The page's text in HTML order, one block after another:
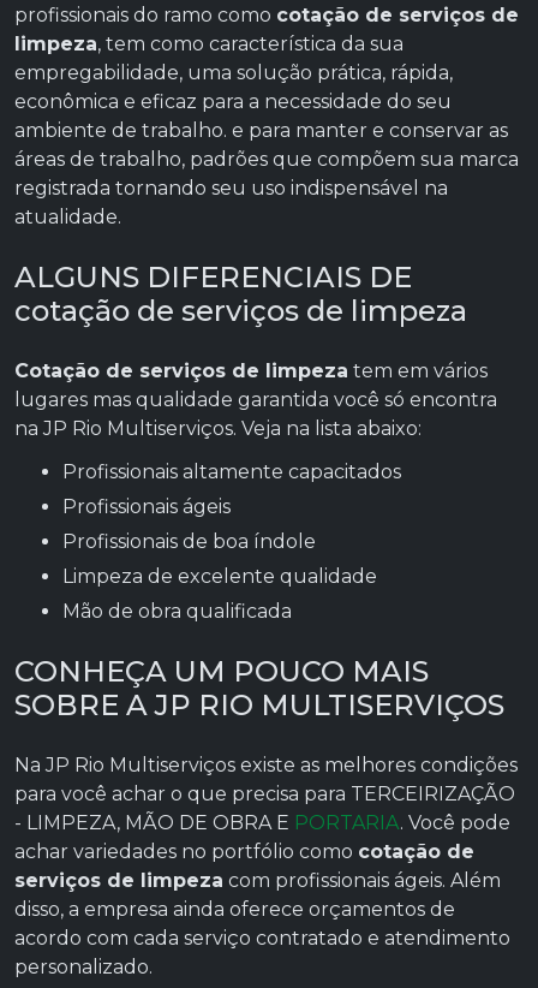
profissionais do ramo como cotação de serviços de
limpeza, tem como característica da sua
empregabilidade, uma solução prática, rápida,
econômica e eficaz para a necessidade do seu
ambiente de trabalho. e para manter e conservar as
áreas de trabalho, padrões que compõem sua marca
registrada tornando seu uso indispensável na
atualidade.
ALGUNS DIFERENCIAIS DE
cotação de serviços de limpeza
Cotação de serviços de limpeza tem em vários
lugares mas qualidade garantida você só encontra
na JP Rio Multiserviços. Veja na lista abaixo:
profissionais altamente capacitados
profissionais ágeis
profissionais de boa índole
limpeza de excelente qualidade
mão de obra qualificada
CONHEÇA UM POUCO MAIS
SOBRE A JP RIO MULTISERVIÇOS
Na JP Rio Multiserviços existe as melhores condições
para você achar o que precisa para TERCEIRIZAÇÃO
- LIMPEZA, MÃO DE OBRA E PORTARIA. Você pode
achar variedades no portfólio como cotação de
serviços de limpeza com profissionais ágeis. Além
disso, a empresa ainda oferece orçamentos de
acordo com cada serviço contratado e atendimento
personalizado.